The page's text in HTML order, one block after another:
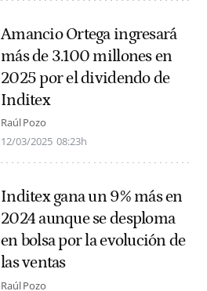
Amancio Ortega ingresará
más de 3.100 millones en
2025 por el dividendo de
Inditex
Raúl Pozo
12/03/2025 08:23h
Inditex gana un 9% más en
2024 aunque se desploma
en bolsa por la evolución de
las ventas
Raúl Pozo